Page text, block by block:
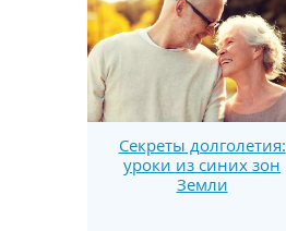
Секреты долголетия:
уроки из синих зон
Земли